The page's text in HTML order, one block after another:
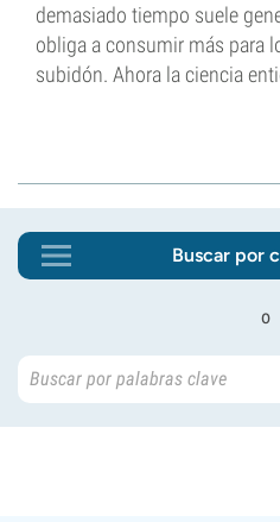
demasiado tiempo suele
obliga a consumir más para
subidón. Ahora la ciencia
Buscar por
o